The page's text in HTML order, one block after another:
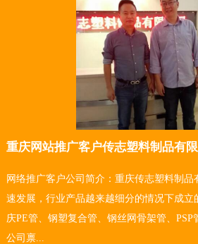
重庆网站推广客户传志塑料制品有
网络推广客户公司简介：重庆传志塑料制
速发展，行业产品越来越细分的情况下成立
庆PE管、钢塑复合管、钢丝网骨架管、PSP
公司禀...